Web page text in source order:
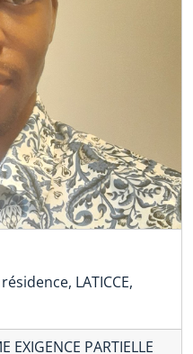
LATICCE,
EXIGENCE PARTIELLE